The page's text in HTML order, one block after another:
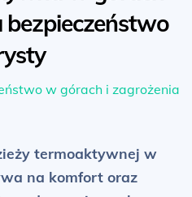
w górach i zagrożenia
termoaktywnej w
na komfort oraz